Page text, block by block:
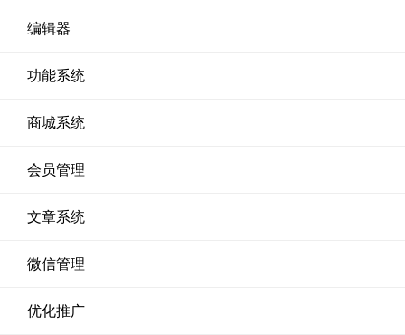
编辑器
功能系统
商城系统
会员管理
文章系统
微信管理
优化推广